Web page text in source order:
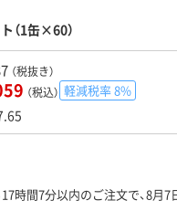
（1缶×60）
（税抜き）
（税込） 軽減税率 8%
17時間7分以内のご注文で、8月7